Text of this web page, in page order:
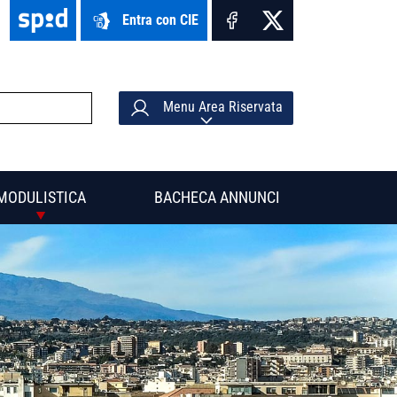
Entra con CIE
Menu Area Riservata
BACHECA ANNUNCI